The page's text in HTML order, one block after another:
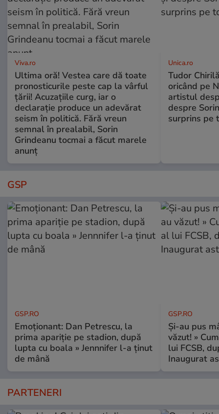
Viva.ro
Ultima oră! Vestea care dă toate
pronosticurile peste cap la vârful
țării! Acuzațiile curg, iar o
declarație produce un adevărat
seism în politică. Fără vreun
semnal în prealabil, Sorin
Grindeanu tocmai a făcut marele
anunț
Unica.ro
Tudor
oricând pe
artistul
despre
surprins pe
GSP
GSP.RO
Emoționant: Dan Petrescu, la
prima apariție pe stadion, după
lupta cu boala » Jennnifer l-a ținut
de mână
GSP.RO
Și-au pus
văzut! »
lui FCSB,
Inaugurat
PARTENERI